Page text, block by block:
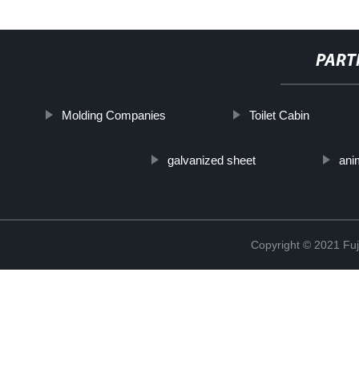
Molding Companies Toilet Cabin
galvanized sheet
Copyright © 2021